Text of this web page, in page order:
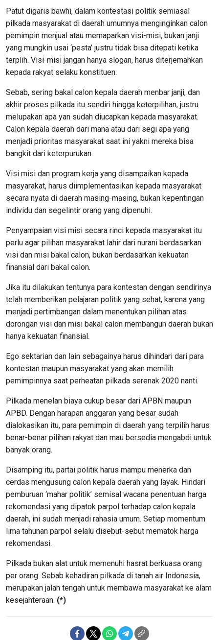
Patut digaris bawhi, dalam kontestasi politik semiasal
pilkada masyarakat di daerah umumnya menginginkan calon
pemimpin menjual atau memaparkan visi-misi, bukan janji
yang mungkin usai ‘pesta’ justru tidak bisa ditepati ketika
terplih. Visi-misi jangan hanya slogan, harus diterjemahkan
kepada rakyat selaku konstituen.
Sebab, sering bakal calon kepala daerah menbar janji, dan
akhir proses pilkada itu sendiri hingga keterpilihan, justru
melupakan apa yan sudah diucapkan kepada masyarakat.
Calon kepala daerah dari mana atau dari segi apa yang
menjadi prioritas masyarakat saat ini yakni mereka bisa
bangkit dari keterpurukan.
Visi misi dan program kerja yang disampaikan kepada
masyarakat, harus diimplementasikan kepada masyarakat
secara nyata di daerah masing-masing, bukan kepentingan
individu dan segelintir orang yang dipenuhi.
Penyampaian visi misi secara rinci kepada masyarakat itu
perlu agar pilihan masyarakat lahir dari nurani berdasarkan
visi dan misi bakal calon, bukan berdasarkan kekuatan
finansial dari bakal calon.
Jika itu dilakukan tentunya para kontestan dengan sendirinya
telah memberikan pelajaran politik yang sehat, karena yang
menjadi pertimbangan dalam menentukan pilihan atas
dorongan visi dan misi bakal calon membangun daerah bukan
hanya kekuatan finansial.
Ego sektarian dan lain sebagainya harus dihindari dari para
kontestan maupun masyarakat yang akan memilih
pemimpinnya saat perheatan pilkada serenak 2020 nanti.
Pilkada menelan biaya cukup besar dari APBN maupun
APBD. Dengan harapan anggaran yang besar sudah
dialokasikan itu, para pemimpin di daerah yang terpilih harus
benar-benar pilihan rakyat dan mau bersedia mengabdi untuk
banyak orang.
Disamping itu, partai politik harus mampu menerka dan
cerdas mengusung calon kepala daerah yang layak. Hindari
pemburuan ‘mahar politik’ semisal wacana penentuan harga
rekomendasi yang dipatok parpol terhadap calon kepala
daerah, ini sudah menjadi rahasia umum. Setiap momentum
lima tahunan parpol selalu disebut-sebut mematok harga
rekomendasi.
Pilkada bukan alat untuk memenuhi hasrat berkuasa orang
per orang. Sebab kehadiran pilkada di tanah air Indonesia,
merupakan jalan tengah untuk membawa masyarakat ke alam
kesejahteraan. (*)